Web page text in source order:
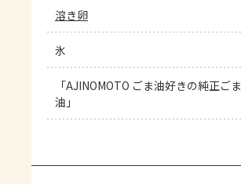
溶き卵
氷
「AJINOMOTO ごま油好きの純正ごま
油」